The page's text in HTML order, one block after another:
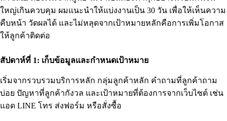
ใหญ่เกินควบคุม ผมแนะนำให้แบ่งงานเป็น 30 วัน เพื่อให้เห็นความ
คืบหน้า วัดผลได้ และไม่หลุดจากเป้าหมายหลักคือการเพิ่มโอกาส
ให้ลูกค้าติดต่อ
สัปดาห์ที่ 1: เก็บข้อมูลและกำหนดเป้าหมาย
เริ่มจากรวบรวมบริการหลัก กลุ่มลูกค้าหลัก คำถามที่ลูกค้าถาม
บ่อย ปัญหาที่ลูกค้ากังวล และเป้าหมายที่ต้องการจากเว็บไซต์ เช่น
แอด LINE โทร ส่งฟอร์ม หรือสั่งซื้อ